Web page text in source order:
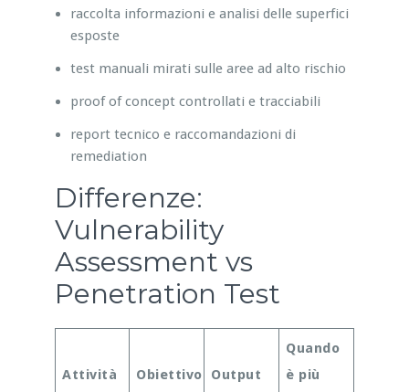
raccolta informazioni e analisi delle superfici
esposte
test manuali mirati sulle aree ad alto rischio
proof of concept controllati e tracciabili
report tecnico e raccomandazioni di
remediation
Differenze:
Vulnerability
Assessment vs
Penetration Test
Attività Obiettivo Output
Quando
è più